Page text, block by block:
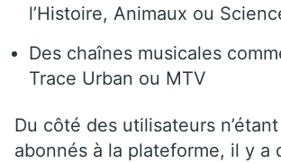
l’Histoire, Animaux ou
Des chaînes musicales
Trace Urban ou MTV
Du côté des utilisateurs
abonnés à la plateforme, il y a